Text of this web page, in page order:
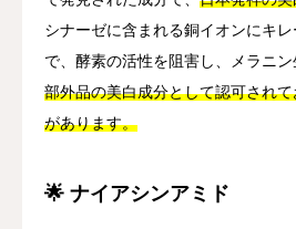
シナーゼに含まれる銅イオンにキ
で、酵素の活性を阻害し、メラニン
部外品の美白成分として認可され
があります。
🌟 ナイアシンアミド